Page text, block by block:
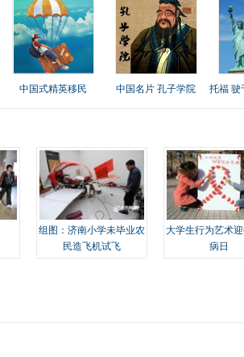
中国式精英移民 中国名片 孔子学院 托福 驶
组图：济南小学未毕业农
民造飞机试飞
大学生行为艺术
病日